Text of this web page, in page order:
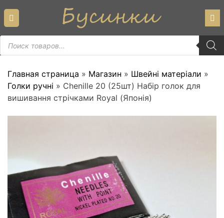
content
Пошук
товарів
Главная страница » Магазин » Швейні матеріали »
Голки ручні » Chenille 20 (25шт) Набір голок для
вишивання стрічками Royal (Японія)